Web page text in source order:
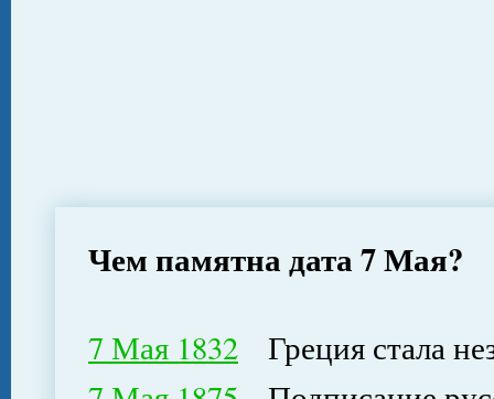
Чем памятна дата 7 Мая?
7 Мая 1832 Греция стала